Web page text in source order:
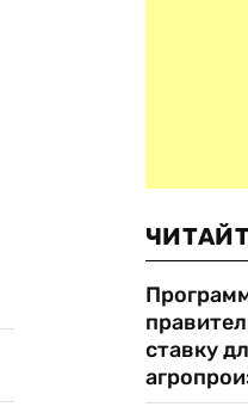
ставку